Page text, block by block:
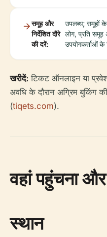
समूह और
निर्देशित दौरे
की दरें:
उपलब्ध; समूहों
लोग, प्रति
उपयोगकर्ताओं के
खरीदें: टिकट ऑनलाइन या
अवधि के दौरान अग्रिम बुकिंग
(tiqets.com).
वहां पहुंचना
स्थान